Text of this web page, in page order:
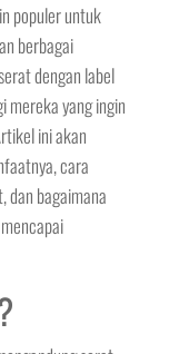
populer untuk
berbagai
dengan label
mereka yang ingin
ini akan
cara
dan bagaimana